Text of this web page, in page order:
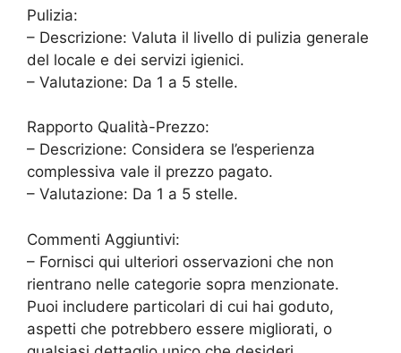
Pulizia:
– Descrizione: Valuta il livello di pulizia generale
del locale e dei servizi igienici.
– Valutazione: Da 1 a 5 stelle.
Rapporto Qualità-Prezzo:
– Descrizione: Considera se l’esperienza
complessiva vale il prezzo pagato.
– Valutazione: Da 1 a 5 stelle.
Commenti Aggiuntivi:
– Fornisci qui ulteriori osservazioni che non
rientrano nelle categorie sopra menzionate.
Puoi includere particolari di cui hai goduto,
aspetti che potrebbero essere migliorati, o